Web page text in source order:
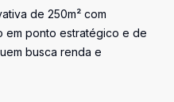
de 250m² com
em ponto estratégico e de
busca renda e